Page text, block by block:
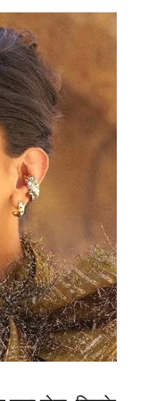
है। साल
है जो नए
अकेले बैठ कर नहीं
देती है। द नन